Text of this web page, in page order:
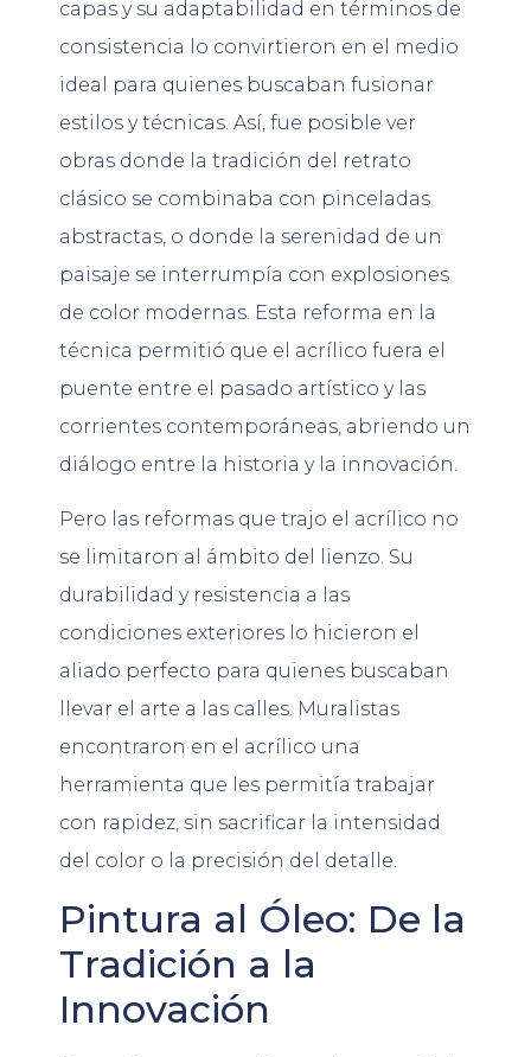
capas y su adaptabilidad en términos de
consistencia lo convirtieron en el medio
ideal para quienes buscaban fusionar
estilos y técnicas. Así, fue posible ver
obras donde la tradición del retrato
clásico se combinaba con pinceladas
abstractas, o donde la serenidad de un
paisaje se interrumpía con explosiones
de color modernas. Esta reforma en la
técnica permitió que el acrílico fuera el
puente entre el pasado artístico y las
corrientes contemporáneas, abriendo un
diálogo entre la historia y la innovación.
Pero las reformas que trajo el acrílico no
se limitaron al ámbito del lienzo. Su
durabilidad y resistencia a las
condiciones exteriores lo hicieron el
aliado perfecto para quienes buscaban
llevar el arte a las calles. Muralistas
encontraron en el acrílico una
herramienta que les permitía trabajar
con rapidez, sin sacrificar la intensidad
del color o la precisión del detalle.
Pintura al Óleo: De la
Tradición a la
Innovación